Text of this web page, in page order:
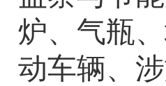
炉、气瓶
动车辆、